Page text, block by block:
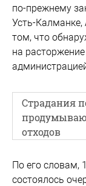
по-прежнему
Усть-Калманке,
том, что
на
Страдания
отходов
По его словам,
состоялось